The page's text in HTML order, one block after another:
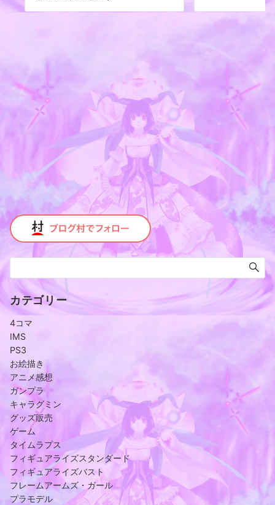
カテゴリー
4コマ
IMS
PS3
お絵描き
アニメ感想
ガンプラ
キャラグミン
グッズ販売
ゲーム
タイムラプス
フィギュアライズスタンダード
フィギュアライズバスト
フレームアームズ・ガール
プラモデル